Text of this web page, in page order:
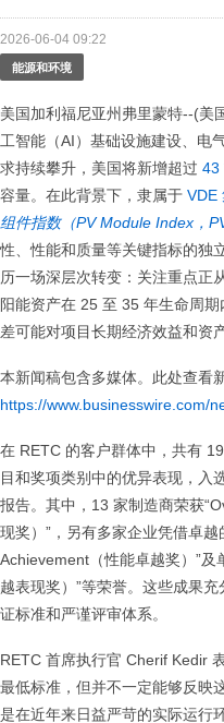
2026-06-04 09:22
能源和环境
美国加利福尼亚州弗里蒙特--(美
工智能（AI）基础设施建设、电
求持续攀升，美国将新增超过 43
容量。在此背景下，隶属于 VDE
组件指数（PV Module Index ，
性、性能和质量等关键指标的独
历一场深层次转变：关注重点正
阳能资产在 25 至 35 年生命周
差可能对项目长期经济效益和资
本新闻稿包含多媒体。此处查看
https://www.businesswire.com/
在 RETC 的客户群体中，共有
目和奖项类别中的优异表现，入
报告。其中，13 家制造商荣获
现奖）”，另有多家企业凭借卓
Achievement（性能卓越奖）”及
越表现奖）”等荣誉。这些成果
证标准和严谨评审体系。
RETC 首席执行官 Cherif Kedir
最低标准，但并不一定能够反映
是在近年来日益严苛的实际运行